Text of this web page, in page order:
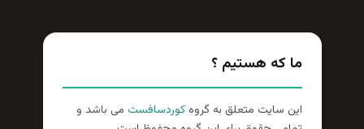
ما که هستیم ؟
این سایت متعلق به گروهکوردسافست می باشد و